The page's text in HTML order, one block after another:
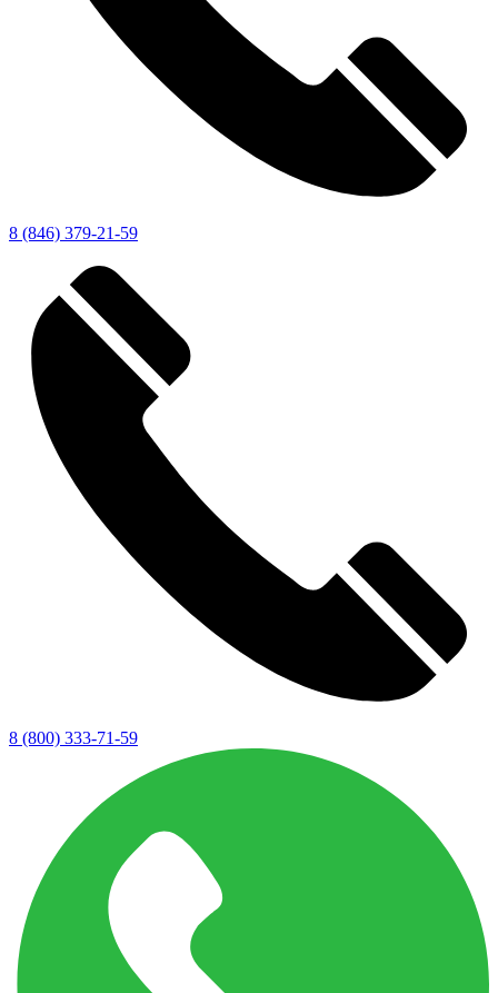
8 (846) 379-21-59
8 (800) 333-71-59